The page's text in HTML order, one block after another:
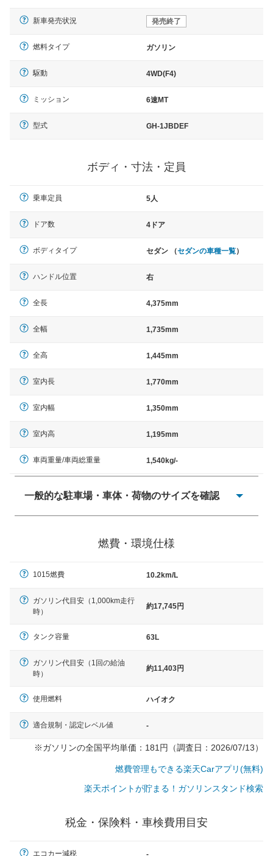
新車発売状況 発売終了
燃料タイプ ガソリン
駆動 4WD(F4)
ミッション 6速MT
型式 GH-1JBDEF
ボディ・寸法・定員
乗車定員 5人
ドア数 4ドア
ボディタイプ セダン （セダンの車種一覧）
ハンドル位置 右
全長 4,375mm
全幅 1,735mm
全高 1,445mm
室内長 1,770mm
室内幅 1,350mm
室内高 1,195mm
車両重量/車両総重量 1,540kg/-
一般的な駐車場・車体・荷物のサイズを確認
× 長さ 5,000mm 車路幅 5,000mmというサイズが標準値
燃費・環境仕様
1015燃費 10.2km/L
ガソリン代目安（1,000km走行
時）
約17,745円
タンク容量 63L
ガソリン代目安（1回の給油
時）
約11,403円
使用燃料 ハイオク
適合規制・認定レベル値 -
※ガソリンの全国平均単価：181円（調査日：2026/07/13）
燃費管理もできる楽天Carアプリ(無料)
楽天ポイントが貯まる！ガソリンスタンド検索
税金・保険料・車検費用目安
エコカー減税 -